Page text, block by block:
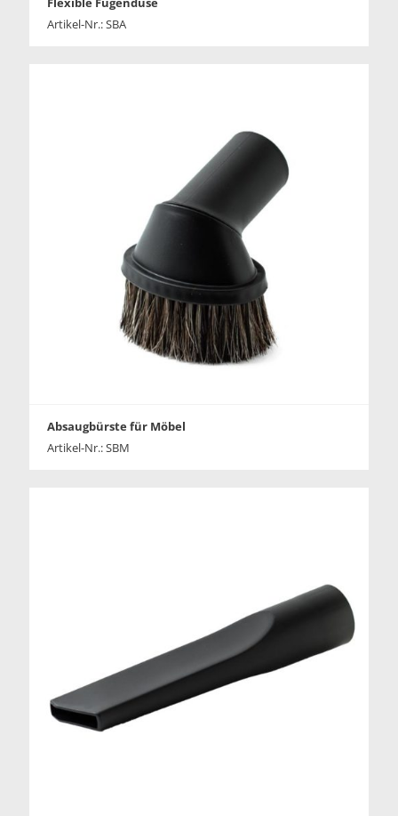
Artikel-Nr.: SBA
Absaugbürste für Möbel
Artikel-Nr.: SBM